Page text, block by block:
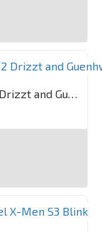
Фигурка Funko POP! Games D&D S2 Drizzt and Guenhwyvar 2PK